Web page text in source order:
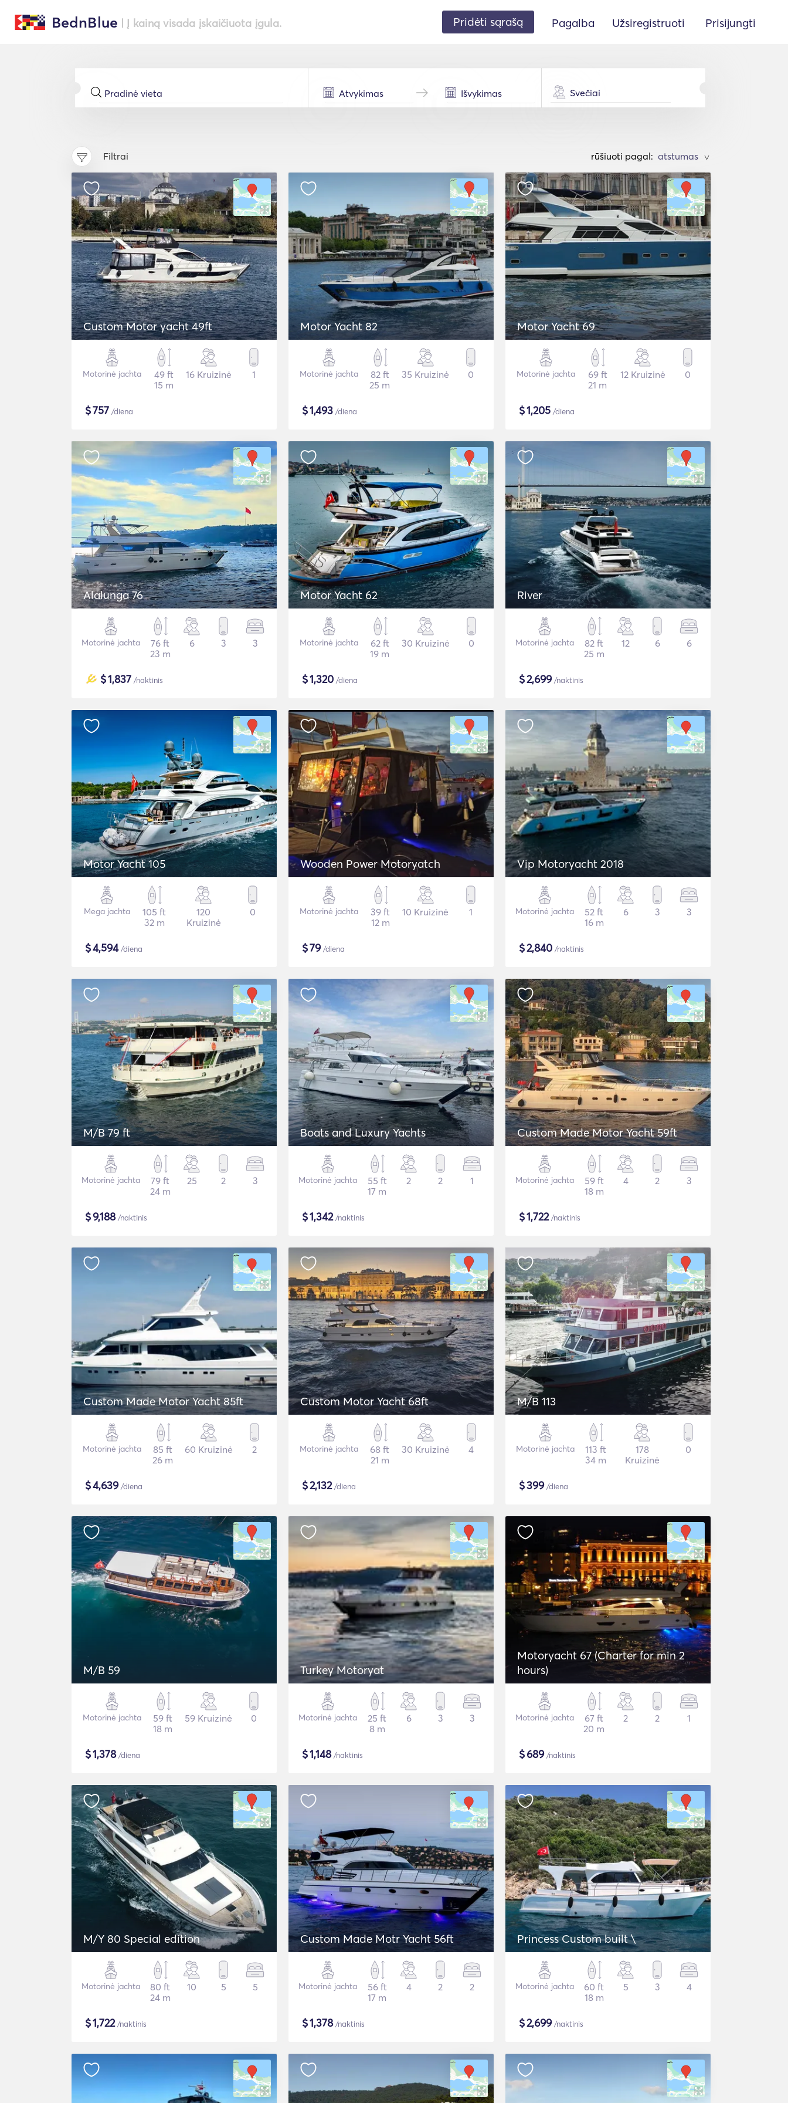
BednBlue | Į kainą visada įskaičiuota įgula. Pridėti sąrašą Pagalba Užsiregistruoti Prisijungti
Svečiai
Filtrai rūšiuoti pagal: >
Custom Motor yacht 49ft
Motorinė jachta
49 ft
15 m
16 Kruizinė 1
$757 /diena
Motor Yacht 82
Motorinė jachta
82 ft
25 m
35 Kruizinė 0
$1,493 /diena
Motor Yacht 69
Motorinė jachta
69 ft
21 m
12 Kruizinė 0
$1,205 /diena
Alalunga 76
Motorinė jachta
76 ft
23 m
6 3 3
$1,837 /naktinis
Motor Yacht 62
Motorinė jachta
62 ft
19 m
30 Kruizinė 0
$1,320 /diena
River
Motorinė jachta
82 ft
25 m
12 6 6
$2,699/naktinis
Motor Yacht 105
Mega jachta
105 ft
32 m
120
Kruizinė
0
$4,594/diena
Wooden Power Motoryatch
Motorinė jachta
39 ft
12 m
10 Kruizinė 1
$79/diena
Vip Motoryacht 2018
Motorinė jachta
52 ft
16 m
6 3 3
$2,840 /naktinis
M/B 79 ft
Motorinė jachta
79 ft
24 m
25 2 3
$9,188/naktinis
Boats and Luxury Yachts
Motorinė jachta
55 ft
17 m
2 2 1
$1,342/naktinis
Custom Made Motor Yacht 59ft
Motorinė jachta
59 ft
18 m
4 2 3
$1,722/naktinis
Custom Made Motor Yacht 85ft
Motorinė jachta
85 ft
26 m
60 Kruizinė 2
$4,639/diena
Custom Motor Yacht 68ft
Motorinė jachta
68 ft
21 m
30 Kruizinė 4
$2,132/diena
M/B 113
Motorinė jachta
113 ft
34 m
178
Kruizinė
0
$399/diena
M/B 59
Motorinė jachta
59 ft
18 m
59 Kruizinė 0
$1,378/diena
Turkey Motoryat
Motorinė jachta
25 ft
8 m
6 3 3
$1,148/naktinis
Motoryacht 67 (Charter for min 2
hours)
Motorinė jachta
67 ft
20 m
2 2 1
$689/naktinis
M/Y 80 Special edition
Motorinė jachta
80 ft
24 m
10 5 5
$1,722/naktinis
Custom Made Motr Yacht 56ft
Motorinė jachta
56 ft
17 m
4 2 2
$1,378/naktinis
Princess Custom built \
Motorinė jachta
60 ft
18 m
5 3 4
$2,699/naktinis